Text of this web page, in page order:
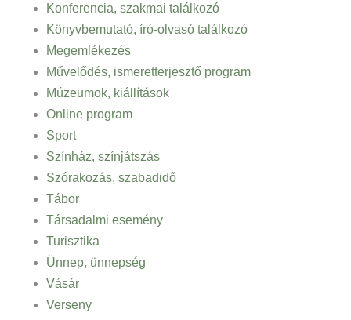
Konferencia, szakmai találkozó
Könyvbemutató, író-olvasó találkozó
Megemlékezés
Művelődés, ismeretterjesztő program
Múzeumok, kiállítások
Online program
Sport
Színház, színjátszás
Szórakozás, szabadidő
Tábor
Társadalmi esemény
Turisztika
Ünnep, ünnepség
Vásár
Verseny